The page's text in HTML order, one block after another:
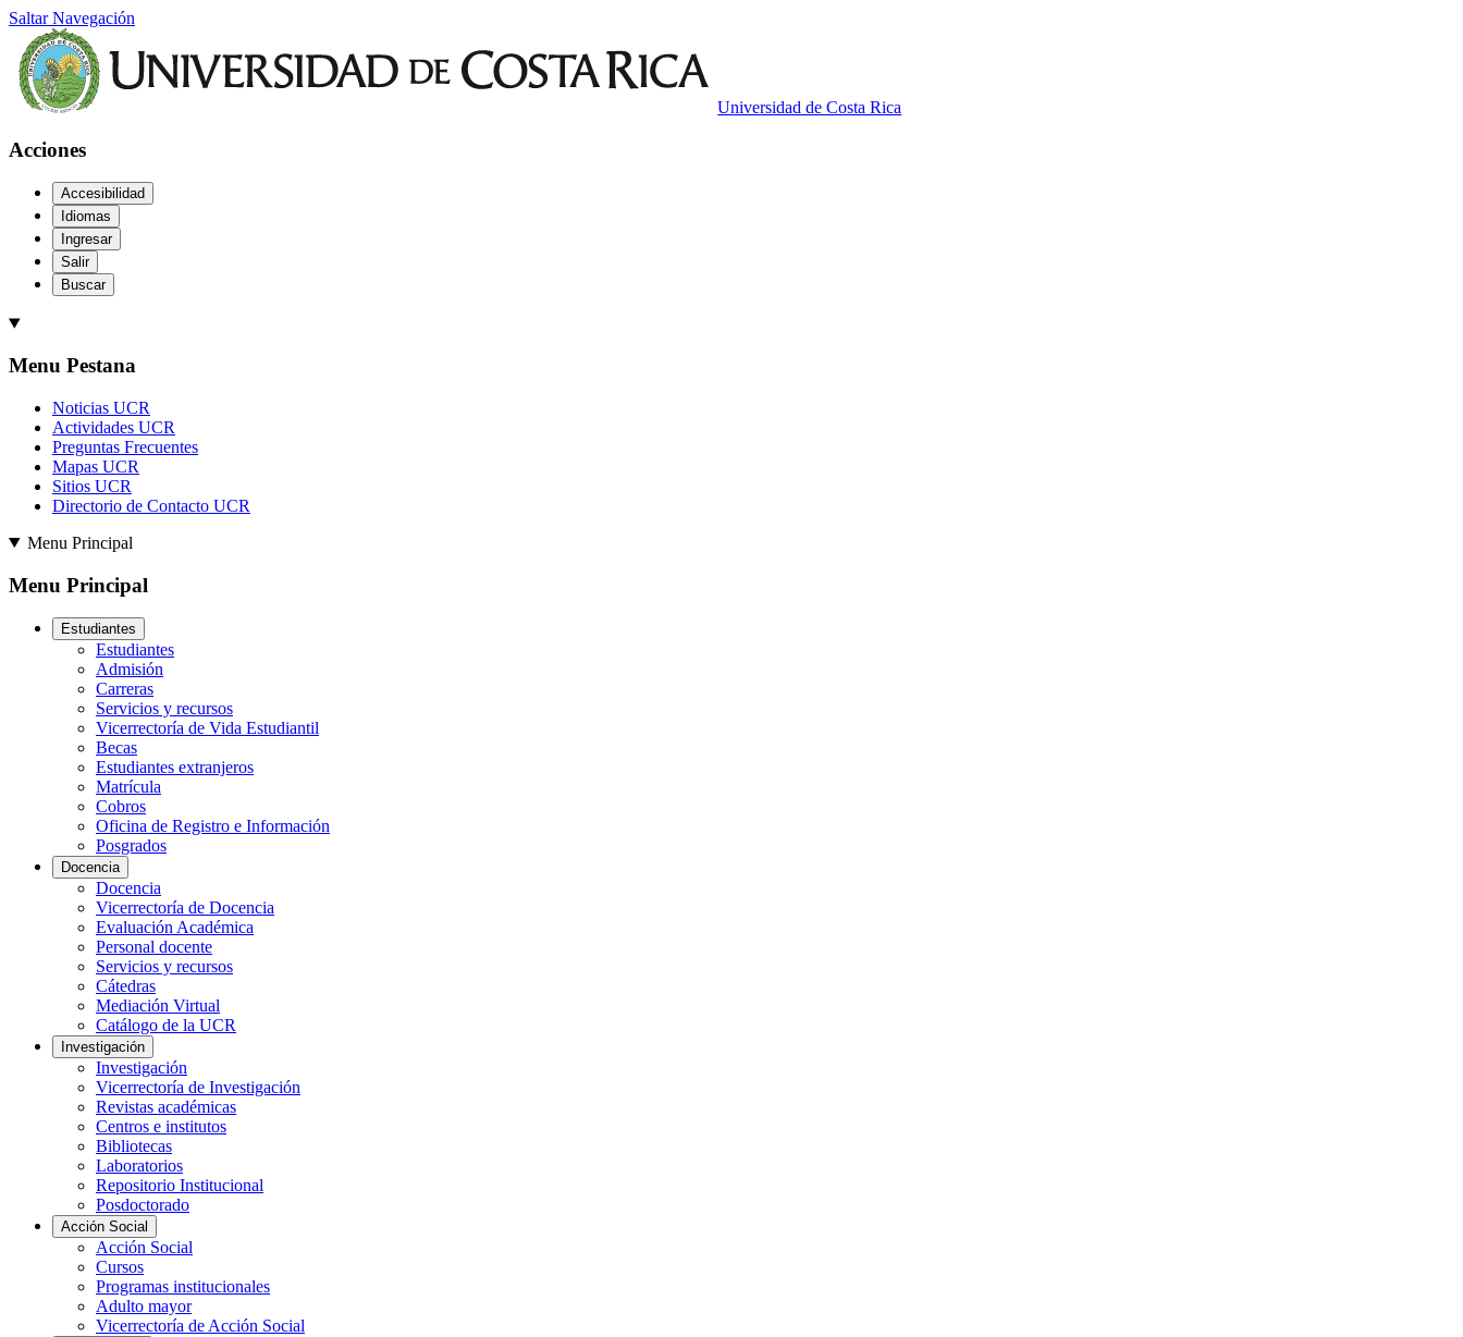
Saltar Navegación
Universidad de Costa Rica
Acciones
Accesibilidad
Idiomas
Ingresar
Salir
Buscar
Menu Pestana
Noticias UCR
Actividades UCR
Preguntas Frecuentes
Mapas UCR
Sitios UCR
Directorio de Contacto UCR
Menu Principal
Menu Principal
Estudiantes
Estudiantes
Admisión
Carreras
Servicios y recursos
Vicerrectoría de Vida Estudiantil
Becas
Estudiantes extranjeros
Matrícula
Cobros
Oficina de Registro e Información
Posgrados
Docencia
Docencia
Vicerrectoría de Docencia
Evaluación Académica
Personal docente
Servicios y recursos
Cátedras
Mediación Virtual
Catálogo de la UCR
Investigación
Investigación
Vicerrectoría de Investigación
Revistas académicas
Centros e institutos
Bibliotecas
Laboratorios
Repositorio Institucional
Posdoctorado
Acción Social
Acción Social
Cursos
Programas institucionales
Adulto mayor
Vicerrectoría de Acción Social